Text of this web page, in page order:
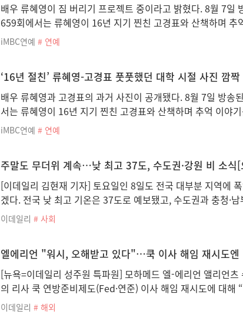
배우 류혜영이 짐 버리기 프로젝트 중이라고 밝혔다. 8월 7일
659회에서는 류혜영이 16년 지기 찐친 고경표와 산책하며 추
iMBC연예 # 연예
‘16년 절친’ 류혜영-고경표 풋풋했던 대학 시절 사진 깜
배우 류혜영과 고경표의 과거 사진이 공개됐다. 8월 7일 방송
서는 류혜영이 16년 지기 찐친 고경표와 산책하며 추억 이야
iMBC연예 # 연예
주말도 무더위 계속…낮 최고 37도, 수도권·강원 비 소식
[이데일리 김현재 기자] 토요일인 8일도 전국 대부분 지역에
겠다. 전국 낮 최고 기온은 37도로 예보됐고, 수도권과 충청·
이데일리 # 사회
엘에리언 "워시, 오해받고 있다"…쿡 이사 해임 재시도
[뉴욕=이데일리 성주원 특파원] 모하메드 엘-에리언 앨리언
의 리사 쿡 연방준비제도(Fed·연준) 이사 해임 재시도에 대해
이데일리 # 해외